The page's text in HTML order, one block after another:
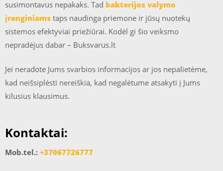
susimontavus nepakaks. Tad bakterijos valymo
įrenginiams taps naudinga priemone ir jūsų nuotekų
sistemos efektyviai priežiūrai. Kodėl gi šio veiksmo
nepradėjus dabar – Buksvarus.lt
Jei neradote Jums svarbios informacijos ar jos nepalietėme,
kad neišsiplėsti nereiškia, kad negalėtume atsakyti į Jums
kilusius klausimus.
Kontaktai:
Mob.tel.: +37067726777